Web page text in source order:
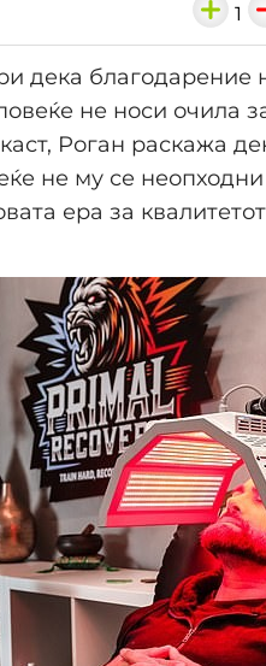
1
дека благодарение
не носи очила
Роган раскажа
не му се
ера за